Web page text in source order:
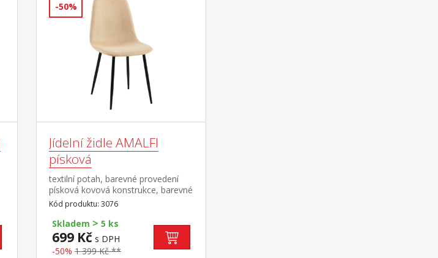
-50%
Jídelní židle AMALFI
písková
textilní potah, barevné provedení
písková kovová konstrukce, barevné
provedení černá
Kód produktu: 3076
Skladem > 5 ks
699 Kč s DPH
-50% 1 399 Kč **